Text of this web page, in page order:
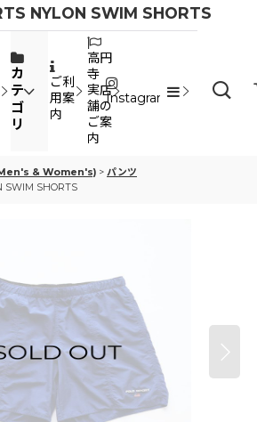
NYLON SWIM SHORTS
カ
テ
ゴ
リ
ご利
用案
内
高円
寺
実店
舗の
ご案
内
Instagram
& Women's) > パンツ
SWIM SHORTS